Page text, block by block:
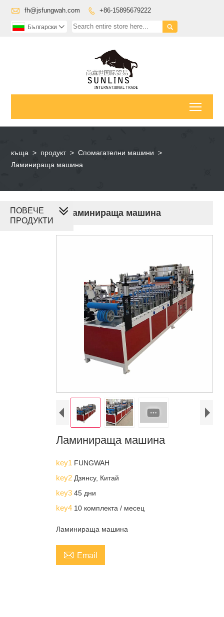
 fh@jsfungwah.com  +86-15895679222

Български 
къща > продукт > Спомагателни машини >
Ламинираща машина
Ламинираща машина
Ламинираща машина
key1 FUNGWAH
key2 Дзянсу, Китай
key3 45 дни
key4 10 комплекта / месец
Ламинираща машина
 Email
ПОВЕЧЕ
ПРОДУКТИ